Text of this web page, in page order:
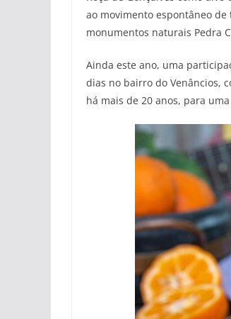
ao movimento espontâneo
monumentos naturais Pedra
Ainda este ano, uma
dias no bairro do Venâncios,
há mais de 20 anos, para